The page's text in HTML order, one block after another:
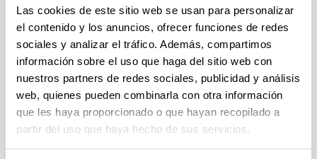
Las cookies de este sitio web se usan para personalizar
el contenido y los anuncios, ofrecer funciones de redes
sociales y analizar el tráfico. Además, compartimos
información sobre el uso que haga del sitio web con
nuestros partners de redes sociales, publicidad y análisis
web, quienes pueden combinarla con otra información
que les haya proporcionado o que hayan recopilado a
partir del uso que haya hecho de sus servicios.
Tesis Doctorales
The role of osteopontin in liver
fibrosis
Doctorando/a:
Wing-kin Syn